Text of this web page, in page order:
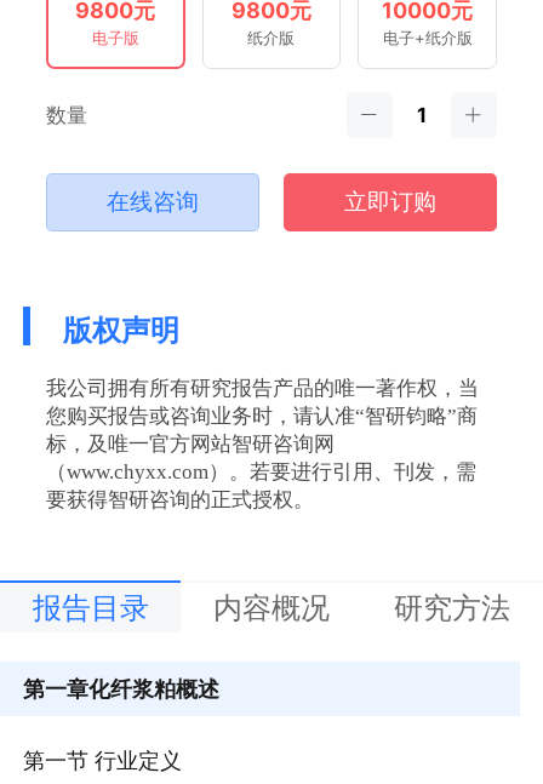
9800元
电子版
9800元
纸介版
10000元
电子+纸介版
数量
在线咨询 立即订购
版权声明
我公司拥有所有研究报告产品的唯一著作权，当
您购买报告或咨询业务时，请认准“智研钧略”商
标，及唯一官方网站智研咨询网
（www.chyxx.com）。若要进行引用、刊发，需
要获得智研咨询的正式授权。
报告目录 内容概况 研究方法
第一章化纤浆粕概述
第一节 行业定义